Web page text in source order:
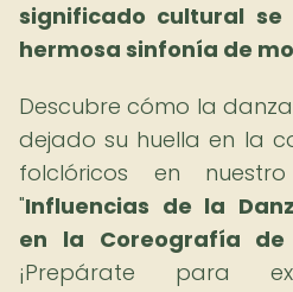
significado cultural
hermosa sinfonía de
Descubre cómo la
dejado su huella en la
folclóricos en
"Influencias de la
en la Coreografía de
¡Prepárate para